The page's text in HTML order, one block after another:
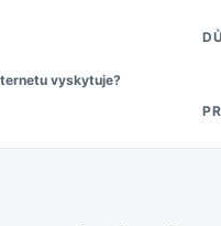
vyskytuje?